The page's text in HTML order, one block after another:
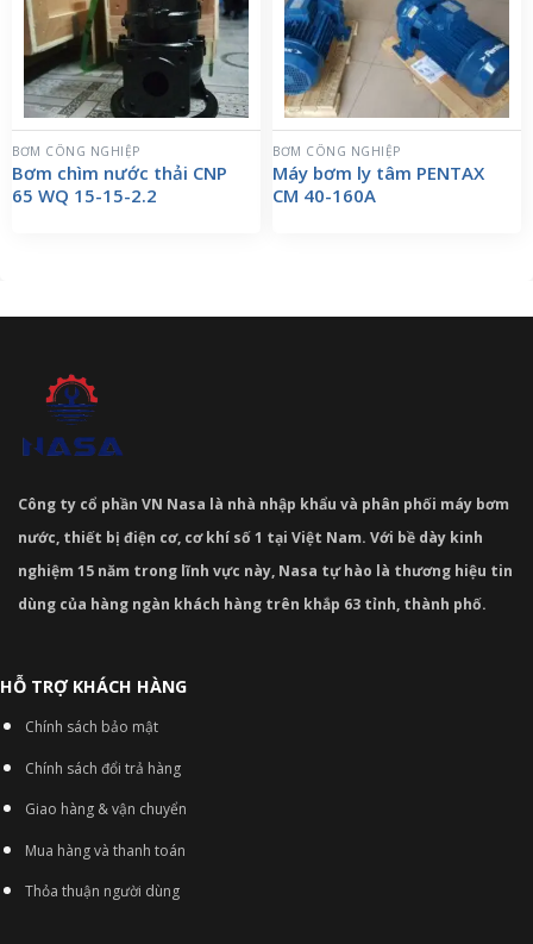
BƠM CÔNG NGHIỆP
Bơm chìm nước thải CNP
65 WQ 15-15-2.2
BƠM CÔNG NGHIỆP
Máy bơm ly tâm PENTAX
CM 40-160A
Công ty cổ phần VN Nasa là nhà nhập khẩu và phân phối máy bơm
nước, thiết bị điện cơ, cơ khí số 1 tại Việt Nam. Với bề dày kinh
nghiệm 15 năm trong lĩnh vực này, Nasa tự hào là thương hiệu tin
dùng của hàng ngàn khách hàng trên khắp 63 tỉnh, thành phố.
HỖ TRỢ KHÁCH HÀNG
Chính sách bảo mật
Chính sách đổi trả hàng
Giao hàng & vận chuyển
Mua hàng và thanh toán
Thỏa thuận người dùng